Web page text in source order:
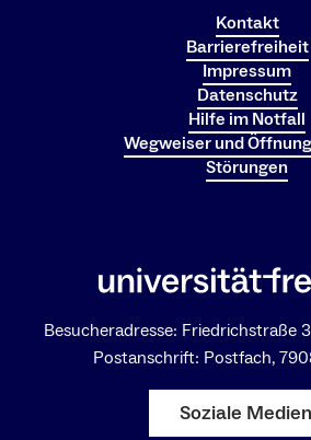
Kontakt
Barrierefreiheit
Impressum
Datenschutz
Hilfe im Notfall
Wegweiser und
Störungen
Besucheradresse: Friedrichstraße
Postanschrift: Postfach,
Soziale Medien